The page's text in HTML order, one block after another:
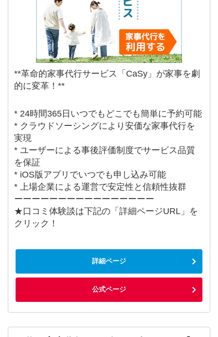
**革命的家事代行サービス「CaSy」が家事を劇
的に変革！**
* 24時間365日いつでもどこでも簡単に予約可能
* クラウドソーシングにより安価な家事代行を
実現
* ユーザーによる事後評価制度でサービス品質
を保証
* iOS版アプリでいつでも申し込み可能
* 上場企業による運営で安定性と信頼性抜群
ーーーーーーーーーーーーーーーー
★口コミ体験談は下記の「詳細ページURL」を
クリック！
詳細ページ
公式ページ